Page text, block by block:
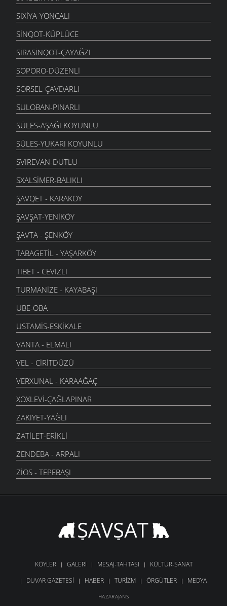
SIXIYA-YONCALI
SINQOT-KÜPLÜCE
SIRASINQOT-ÇAYAĞZI
SOPORO-DÜZENLI
SORSEL-ÇAVDARLI
SULOBAN-PINARLI
SÜLES-AŞAĞI KOYUNLU
SÜLES-YUKARI KOYUNLU
SVIREVAN-DUTLU
SXALSIMER-BALIKLI
ŞAVQET - KARAKÖY
ŞAVŞAT-YENIKÖY
ŞAVTA - ŞENKÖY
TABAGETIL - YAŞARKÖY
TIBET - CEVIZLI
TURMANIZE - KAYABAŞI
UBE-OBA
USTAMIS-ESKIKALE
VANTA - ELMALI
VEL - CIRITDÜZÜ
VERXUNAL - KARAAĞAÇ
XOXLEVI-ÇAĞLAPINAR
ZAKIYET-YAĞLI
ZATILET-ERIKLI
ZENDEBA - ARPALI
ZIOS - TEPEBAŞI
KÖYLER GALERI MESAJ-TAHTASI
KÜLTÜR-SANAT
DUVAR GAZETESI
HABER TURIZM ÖRGÜTLER MEDYA
HAZARAJANS